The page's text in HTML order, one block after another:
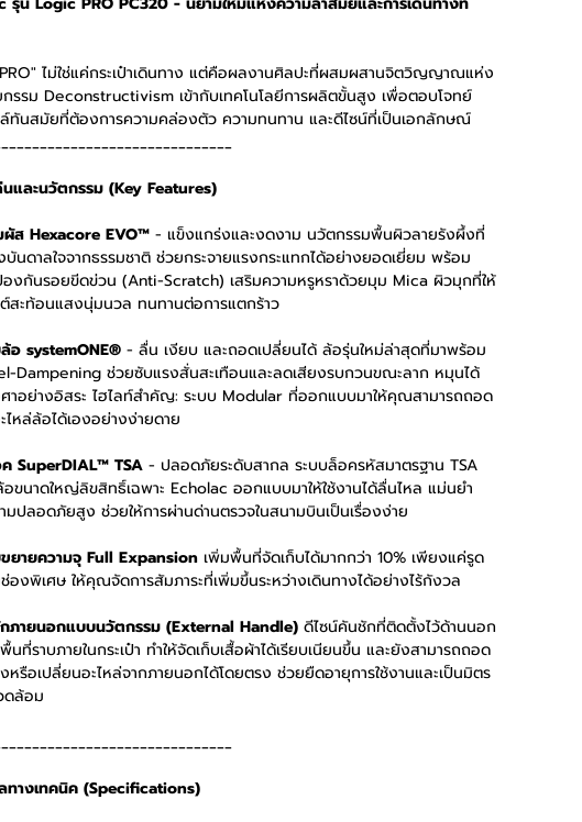
ไม่ใช่แค่กระเป๋าเดินทาง แต่คือผลงานศิลปะที่ผสมผสานจิตวิญญาณแห่ง
รรม Deconstructivism เข้ากับเทคโนโลยีการผลิตขั้นสูง เพื่อตอบโจทย์
ทันสมัยที่ต้องการความคล่องตัว ความทนทาน และดีไซน์ที่เป็นเอกลักษณ์
และนวัตกรรม (Key Features)
ส Hexacore EVO™ - แข็งแกร่งและงดงาม นวัตกรรมพื้นผิวลายรังผึ้งที่
บันดาลใจจากธรรมชาติ ช่วยกระจายแรงกระแทกได้อย่างยอดเยี่ยม พร้อม
องกันรอยขีดข่วน (Anti-Scratch) เสริมความหรูหราด้วยมุม Mica ผิวมุกที่ให้
สะท้อนแสงนุ่มนวล ทนทานต่อการแตกร้าว
อ systemONE® - ลื่น เงียบ และถอดเปลี่ยนได้ ล้อรุ่นใหม่ล่าสุดที่มาพร้อม
Dampening ช่วยซับแรงสั่นสะเทือนและลดเสียงรบกวนขณะลาก หมุนได้
าอย่างอิสระ ไฮไลท์สำคัญ: ระบบ Modular ที่ออกแบบมาให้คุณสามารถถอด
ไหล่ล้อได้เองอย่างง่ายดาย
SuperDIAL™ TSA - ปลอดภัยระดับสากล ระบบล็อครหัสมาตรฐาน TSA
ขนาดใหญ่ลิขสิทธิ์เฉพาะ Echolac ออกแบบมาให้ใช้งานได้ลื่นไหล แม่นยำ
มปลอดภัยสูง ช่วยให้การผ่านด่านตรวจในสนามบินเป็นเรื่องง่าย
ขยายความจุ Full Expansion เพิ่มพื้นที่จัดเก็บได้มากกว่า 10% เพียงแค่รูด
องพิเศษ ให้คุณจัดการสัมภาระที่เพิ่มขึ้นระหว่างเดินทางได้อย่างไร้กังวล
ภายนอกแบบนวัตกรรม (External Handle) ดีไซน์คันชักที่ติดตั้งไว้ด้านนอก
นที่ราบภายในกระเป๋า ทำให้จัดเก็บเสื้อผ้าได้เรียบเนียนขึ้น และยังสามารถถอด
หรือเปลี่ยนอะไหล่จากภายนอกได้โดยตรง ช่วยยืดอายุการใช้งานและเป็นมิตร
ดล้อม
ทางเทคนิค (Specifications)